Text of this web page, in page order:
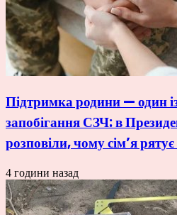
Підтримка родини — один
запобігання СЗЧ: в
розповіли, чому сім’я
4 години назад